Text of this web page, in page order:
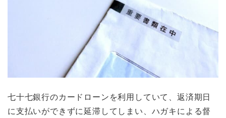
七十七銀行のカードローンを利用していて、返済期日
に支払いができずに延滞してしまい、ハガキによる督